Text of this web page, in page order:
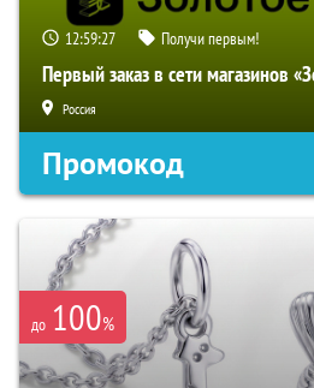
12:59:26 Получи первым!
Первый заказ в сети магазинов
Россия
Промокод
до 100%